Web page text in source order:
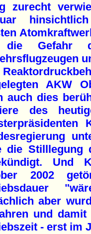
zurecht
Gefahr
AKW
auch dies
des
die Stilllegung
Und
2002
aber
und
- erst im